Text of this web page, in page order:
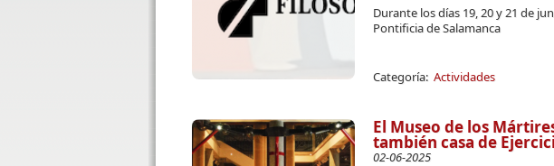
Durante los días 19, 20 y 21 de
Pontificia de Salamanca
Categoría: Actividades
El Museo de los
también casa de
02-06-2025